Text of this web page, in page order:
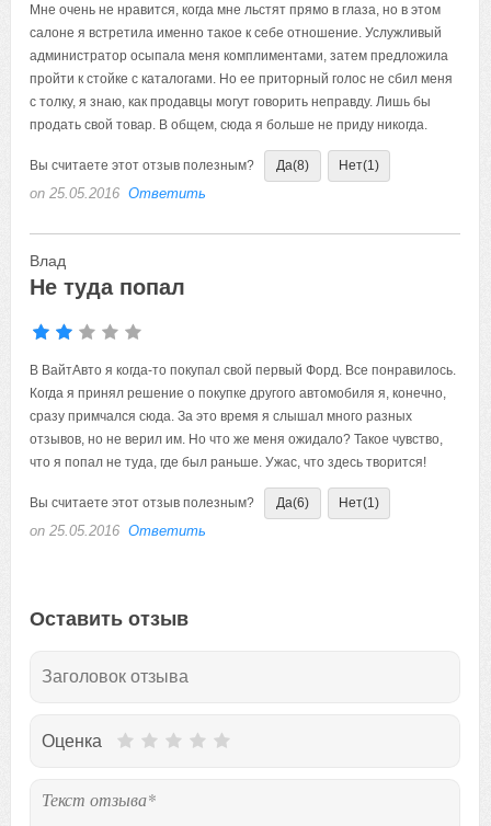
Мне очень не нравится, когда мне льстят прямо в глаза, но в этом
салоне я встретила именно такое к себе отношение. Услужливый
администратор осыпала меня комплиментами, затем предложила
пройти к стойке с каталогами. Но ее приторный голос не сбил меня
с толку, я знаю, как продавцы могут говорить неправду. Лишь бы
продать свой товар. В общем, сюда я больше не приду никогда.
Вы считаете этот отзыв полезным? Да(8) Нет(1)
on 25.05.2016 Ответить
Влад
Не туда попал
В ВайтАвто я когда-то покупал свой первый Форд. Все понравилось.
Когда я принял решение о покупке другого автомобиля я, конечно,
сразу примчался сюда. За это время я слышал много разных
отзывов, но не верил им. Но что же меня ожидало? Такое чувство,
что я попал не туда, где был раньше. Ужас, что здесь творится!
Вы считаете этот отзыв полезным? Да(6) Нет(1)
on 25.05.2016 Ответить
Оставить отзыв
Оценка